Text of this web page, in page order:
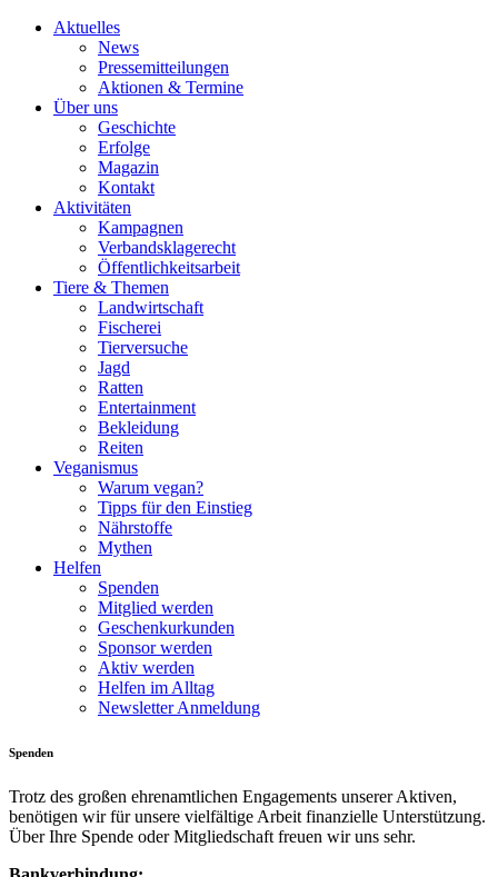
Aktuelles
News
Pressemitteilungen
Aktionen & Termine
Über uns
Geschichte
Erfolge
Magazin
Kontakt
Aktivitäten
Kampagnen
Verbandsklagerecht
Öffentlichkeitsarbeit
Tiere & Themen
Landwirtschaft
Fischerei
Tierversuche
Jagd
Ratten
Entertainment
Bekleidung
Reiten
Veganismus
Warum vegan?
Tipps für den Einstieg
Nährstoffe
Mythen
Helfen
Spenden
Mitglied werden
Geschenkurkunden
Sponsor werden
Aktiv werden
Helfen im Alltag
Newsletter Anmeldung
Spenden
Trotz des großen ehrenamtlichen Engagements unserer Aktiven,
benötigen wir für unsere vielfältige Arbeit finanzielle Unterstützung.
Über Ihre Spende oder Mitgliedschaft freuen wir uns sehr.